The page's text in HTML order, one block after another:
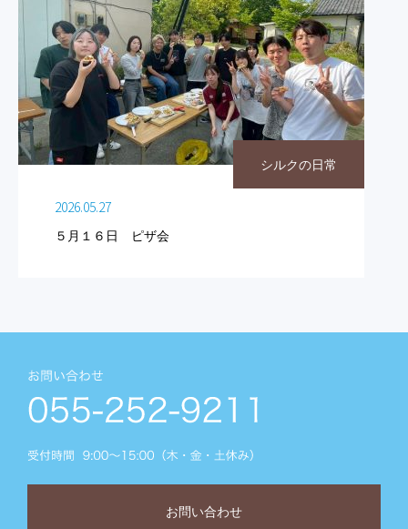
シルクの日常
2026.05.27
５月１６日 ピザ会
お問い合わせ